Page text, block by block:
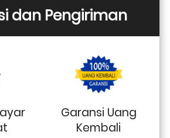
dan Pengiriman
Garansi Uang
Kembali